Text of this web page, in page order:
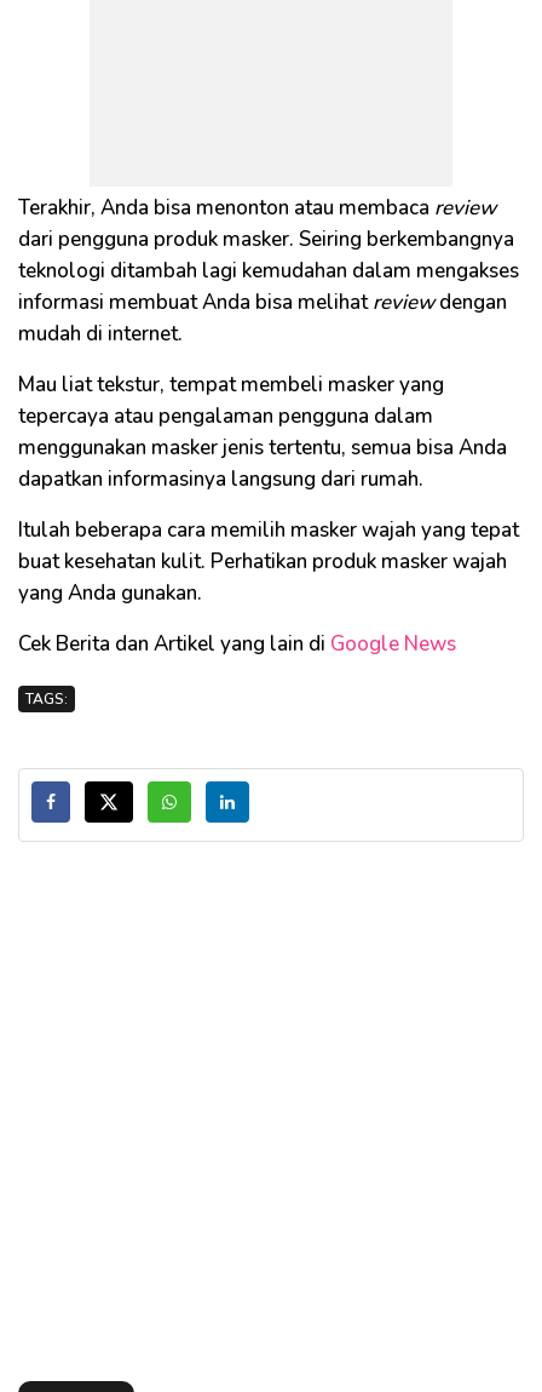
Terakhir, Anda bisa menonton atau membaca review
dari pengguna produk masker. Seiring berkembangnya
teknologi ditambah lagi kemudahan dalam mengakses
informasi membuat Anda bisa melihatreviewdengan
mudah di internet.
Mau liat tekstur, tempat membeli masker yang
tepercaya atau pengalaman pengguna dalam
menggunakan masker jenis tertentu, semua bisa Anda
dapatkan informasinya langsung dari rumah.
Itulah beberapa cara memilih masker wajah yang tepat
buat kesehatan kulit. Perhatikan produk masker wajah
yang Anda gunakan.
Cek Berita dan Artikel yang lain di Google News
TAGS: